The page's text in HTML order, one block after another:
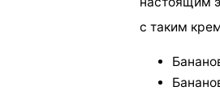
с таким